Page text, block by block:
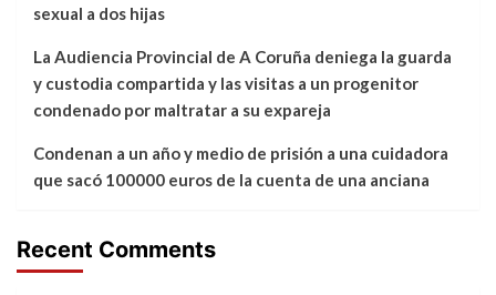
sexual a dos hijas
La Audiencia Provincial de A Coruña deniega la guarda
y custodia compartida y las visitas a un progenitor
condenado por maltratar a su expareja
Condenan a un año y medio de prisión a una cuidadora
que sacó 100000 euros de la cuenta de una anciana
Recent Comments